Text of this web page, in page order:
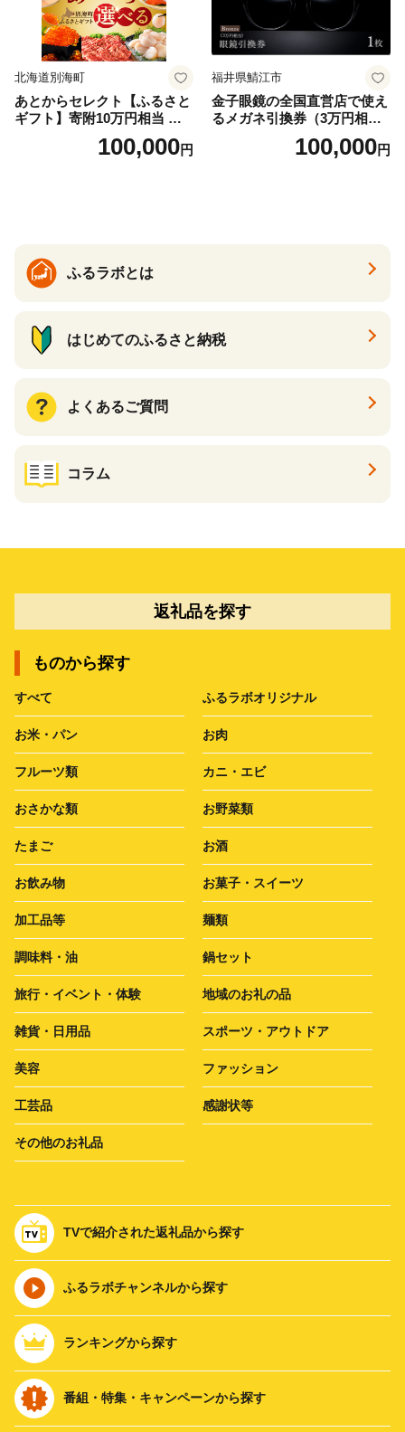
北海道別海町
あとからセレクト【ふるさと
ギフト】寄附10万円相当 あ
とから選べる！ ギフト いく
ら ほたて 海鮮 牛肉 別海町
ギフト ふるさと納税 ）
100,000円
福井県鯖江市
金子眼鏡の全国直営店で使え
るメガネ引換券（3万円相
100,000円
ふるラボとは
はじめてのふるさと納税
よくあるご質問
コラム
返礼品を探す
ものから探す
すべて ふるラボオリジナル
お米・パン お肉
フルーツ類 カニ・エビ
おさかな類 お野菜類
たまご お酒
お飲み物 お菓子・スイーツ
加工品等 麺類
調味料・油 鍋セット
旅行・イベント・体験 地域のお礼の品
雑貨・日用品 スポーツ・アウトドア
美容 ファッション
工芸品 感謝状等
その他のお礼品
TVで紹介された返礼品から探す
ふるラボチャンネルから探す
ランキングから探す
番組・特集・キャンペーンから探す